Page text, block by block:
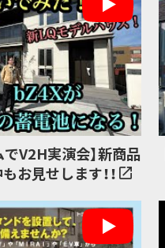
V2H実演会】新商品
お見せします！！